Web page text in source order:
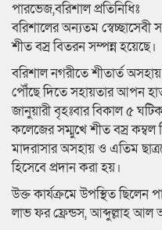
পারভেজ,বরিশাল প্রতিনিধিঃ
বরিশালের অন্যতম স্বেচ্ছাসেবী
শীত বস্র বিতরন সম্পন্ন হয়েছে।
বরিশাল নগরীতে শীতার্ত
পৌঁছে দিতে সহায়তার আপন
জানুয়ারী বৃহঃবার বিকাল ৫
কলেজের সম্মুখে শীত বস্র কম্বল
মাদরাসার অসহায় ও এতিম
হিসেবে প্রদান করা হয়।
উক্ত কার্যক্রমে উপস্থিত ছিলেন
লাভ ফর ফ্রেন্ডস, আব্দুল্লাহ